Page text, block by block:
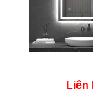
Liên